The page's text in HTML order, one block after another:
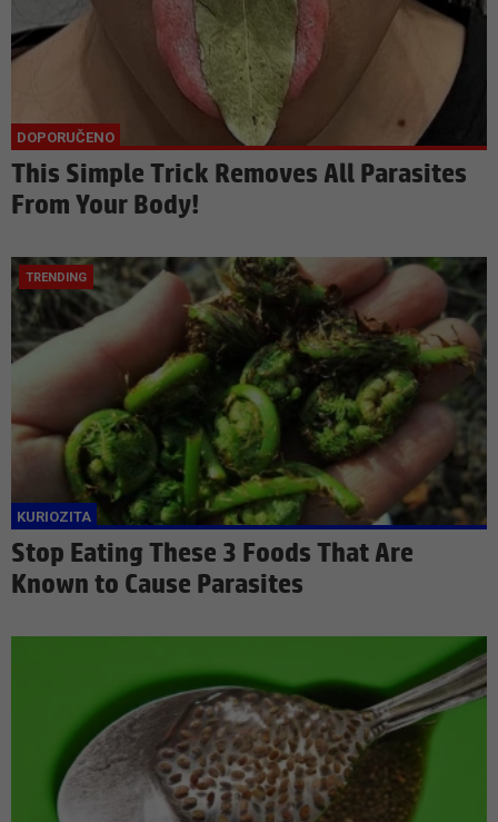
This Simple Trick Removes All Parasites
From Your Body!
Stop Eating These 3 Foods That Are
Known to Cause Parasites